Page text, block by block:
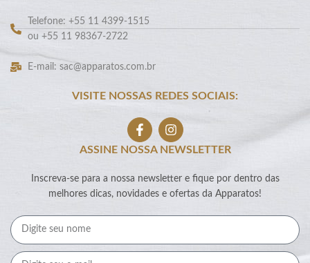
Telefone: +55 11 4399-1515
ou +55 11 98367-2722
E-mail: sac@apparatos.com.br
VISITE NOSSAS REDES SOCIAIS:
ASSINE NOSSA NEWSLETTER
Inscreva-se para a nossa newsletter e fique por dentro das
melhores dicas, novidades e ofertas da Apparatos!